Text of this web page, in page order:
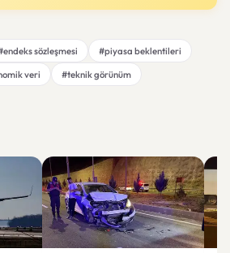
sözleşmesi
#piyasa beklentileri
veri
#teknik görünüm